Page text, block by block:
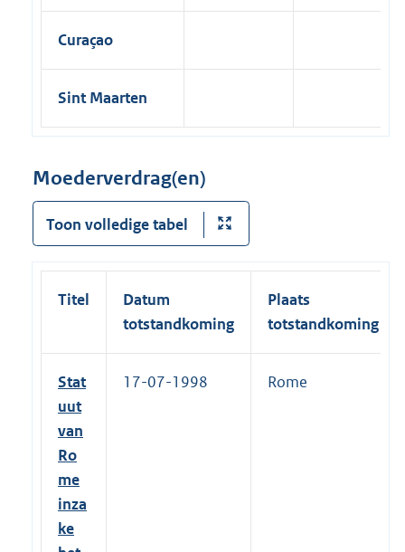
Curaçao
Sint Maarten
Moederverdrag(en)
Toon volledige tabel
Titel
Datum
totstandkoming
Plaats
totstandkoming
Stat
uut
van
Ro
me
inza
ke
17-07-1998 Rome